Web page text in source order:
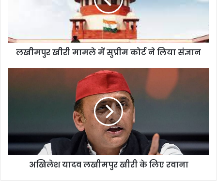
लखीमपुर खीरी मामले में सुप्रीम कोर्ट ने लिया संज्ञान
अखिलेश यादव लखीमपुर खीरी के लिए रवाना